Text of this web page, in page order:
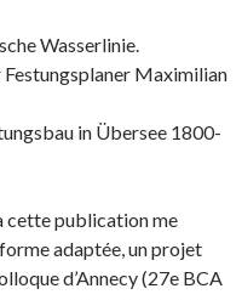
Wasserlinie.
Maximilian
in Übersee 1800-
cette publication me
adaptée, un projet
d’Annecy (27e BCA